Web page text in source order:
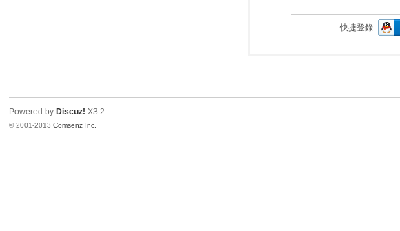
快捷登錄:
Powered by Discuz! X3.2
© 2001-2013Comsenz Inc.